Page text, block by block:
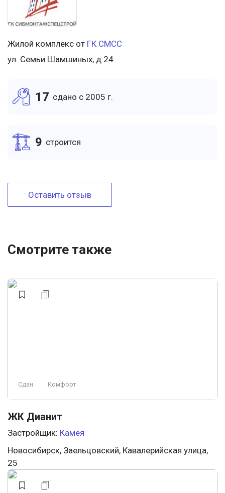
Жилой комплекс от ГК СМСС
ул. Семьи Шамшиных, д.24
17 cдано c 2005 г.
9 cтроится
Оставить отзыв
Смотрите также
Сдан Комфорт
ЖК Дианит
Застройщик: Камея
Новосибирск, Заельцовский, Кавалерийская улица,
25